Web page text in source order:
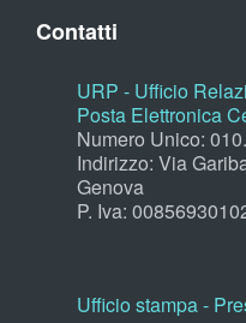
Contatti
URP - Ufficio
Posta Elettronica
Numero Unico:
Indirizzo: Via
Genova
P. Iva:
Ufficio stampa -